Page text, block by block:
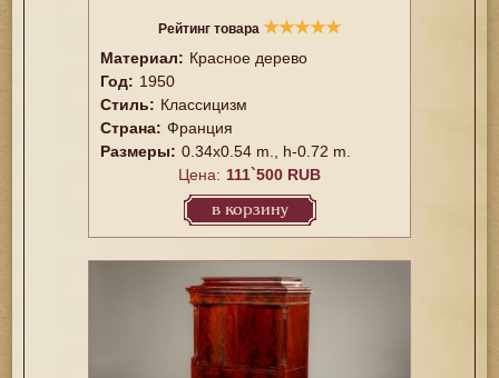
Рейтинг товара ★★★★★
Материал: Красное дерево
Год: 1950
Стиль: Классицизм
Страна: Франция
Размеры: 0.34x0.54 m., h-0.72 m.
Цена: 111`500 RUB
в корзину